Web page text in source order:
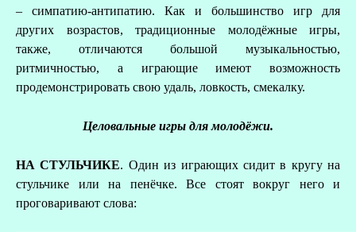
– симпатию-антипатию. Как и большинство игр для
других возрастов, традиционные молодёжные игры,
также, отличаются большой музыкальностью,
ритмичностью, а играющие имеют возможность
продемонстрировать свою удаль, ловкость, смекалку.
Целовальные игры для молодёжи.
НА СТУЛЬЧИКЕ. Один из играющих сидит в кругу на
стульчике или на пенёчке. Все стоят вокруг него и
проговаривают слова: